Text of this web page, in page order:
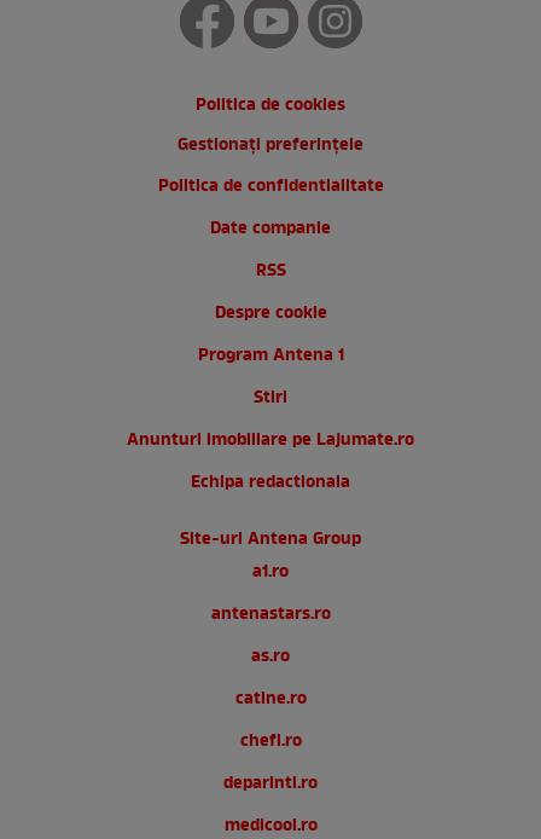
Politica de cookies
Gestionați preferințele
Politica de confidentialitate
Date companie
RSS
Despre cookie
Program Antena 1
Stiri
Anunturi imobiliare pe Lajumate.ro
Echipa redactionala
Site-uri Antena Group
a1.ro
antenastars.ro
as.ro
catine.ro
chefi.ro
deparinti.ro
medicool.ro